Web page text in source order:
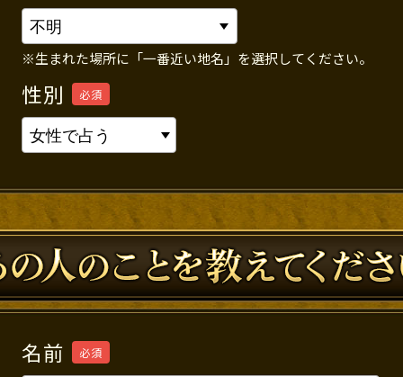
※生まれた場所に「一番近い地名」を選択してください。
性別 必須
名前 必須